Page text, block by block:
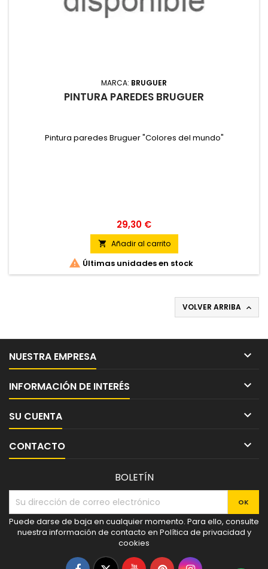
MARCA: BRUGUER
PINTURA PAREDES BRUGUER
Pintura paredes Bruguer "Colores del mundo"
29,30 €
 Añadir al carrito
 Últimas unidades en stock
VOLVER ARRIBA 
NUESTRA EMPRESA 
INFORMACIÓN DE INTERÉS 
SU CUENTA 
CONTACTO 
BOLETÍN
Puede darse de baja en cualquier momento. Para ello, consulte
nuestra información de contacto en Política de privacidad y
cookies